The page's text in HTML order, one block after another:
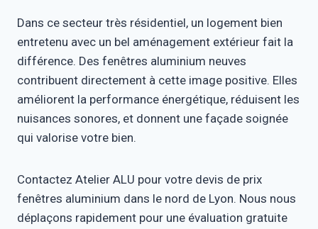
Dans ce secteur très résidentiel, un logement bien
entretenu avec un bel aménagement extérieur fait la
différence. Des fenêtres aluminium neuves
contribuent directement à cette image positive. Elles
améliorent la performance énergétique, réduisent les
nuisances sonores, et donnent une façade soignée
qui valorise votre bien.
Contactez Atelier ALU pour votre devis de prix
fenêtres aluminium dans le nord de Lyon. Nous nous
déplaçons rapidement pour une évaluation gratuite